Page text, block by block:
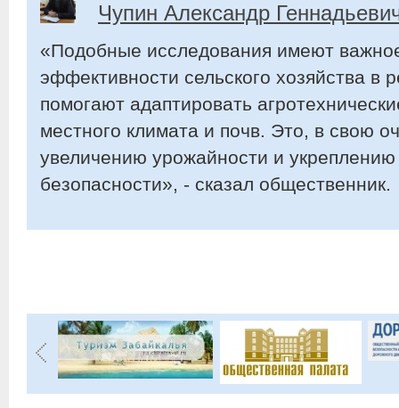
Чупин Александр
«Подобные исследования имеют
эффективности сельского хозяйства в
помогают адаптировать
местного климата и почв. Это, в свою
увеличению урожайности и
безопасности», - сказал общественник.